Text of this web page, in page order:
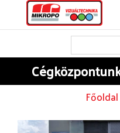
Főoldal